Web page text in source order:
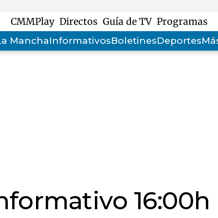
CMMPlay Directos Guía de TV Programas
ManchaInformativosBoletinesDeportes
16:00h